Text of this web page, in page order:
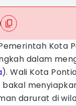
Kota
dalam
). Wali Kota
bakal
darurat di